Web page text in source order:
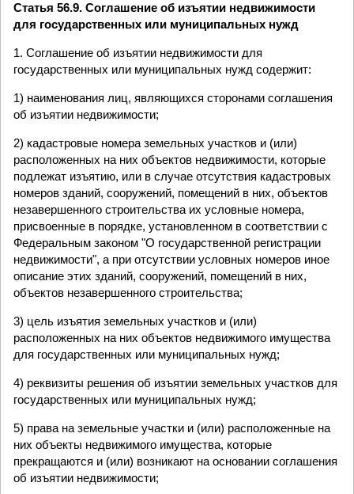
Статья 56.9. Соглашение об изъятии недвижимости
для государственных или муниципальных нужд
1. Соглашение об изъятии недвижимости для
государственных или муниципальных нужд содержит:
1) наименования лиц, являющихся сторонами соглашения
об изъятии недвижимости;
2) кадастровые номера земельных участков и (или)
расположенных на них объектов недвижимости, которые
подлежат изъятию, или в случае отсутствия кадастровых
номеров зданий, сооружений, помещений в них, объектов
незавершенного строительства их условные номера,
присвоенные в порядке, установленном в соответствии с
Федеральным законом "О государственной регистрации
недвижимости", а при отсутствии условных номеров иное
описание этих зданий, сооружений, помещений в них,
объектов незавершенного строительства;
3) цель изъятия земельных участков и (или)
расположенных на них объектов недвижимого имущества
для государственных или муниципальных нужд;
4) реквизиты решения об изъятии земельных участков для
государственных или муниципальных нужд;
5) права на земельные участки и (или) расположенные на
них объекты недвижимого имущества, которые
прекращаются и (или) возникают на основании соглашения
об изъятии недвижимости;